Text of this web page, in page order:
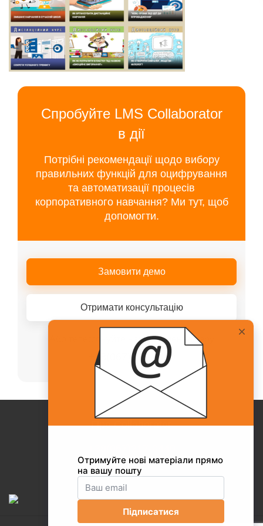
Спробуйте LMS Collaborator
в дії
Потрібні рекомендації щодо вибору
правильних функцій для оцифрування
та автоматизації процесів
корпоративного навчання? Ми тут, щоб
допомогти.
Замовити демо
Отримати консультацію
Або телефонуйте нашому менеджеру
+38(067)217-0440
Про Collaborator